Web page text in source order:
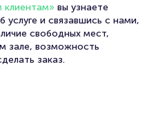
клиентам» вы узнаете
и связавшись с нами,
свободных мест,
зале, возможность
заказ.